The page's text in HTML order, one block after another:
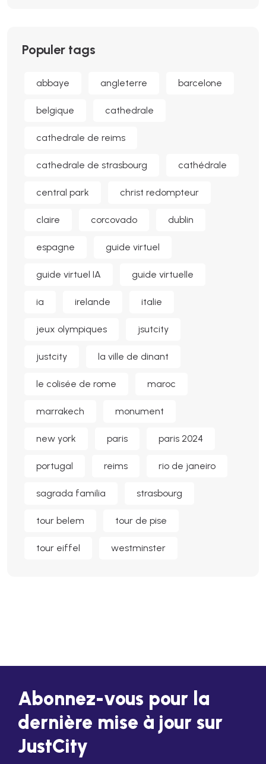
Populer tags
abbaye angleterre barcelone
belgique cathedrale
cathedrale de reims
cathedrale de strasbourg cathédrale
central park christ redompteur
claire corcovado dublin
espagne guide virtuel
guide virtuel IA guide virtuelle
ia irelande italie
jeux olympiques jsutcity
justcity la ville de dinant
le colisée de rome maroc
marrakech monument
new york paris paris 2024
portugal reims rio de janeiro
sagrada familia strasbourg
tour belem tour de pise
tour eiffel westminster
Abonnez-vous pour la
dernière mise à jour sur
JustCity